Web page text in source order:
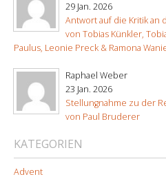
29 Jan. 2026
Antwort auf die Kritik an
von Tobias Künkler,
Paulus, Leonie Preck & Ramona
Raphael Weber
23 Jan. 2026
Stellungnahme zu der
von Paul Bruderer
KATEGORIEN
Advent